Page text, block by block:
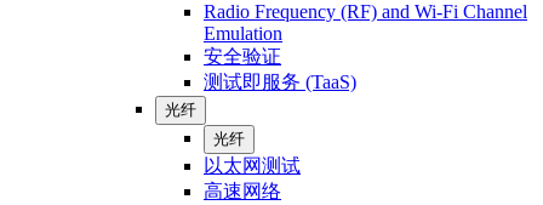
Radio Frequency (RF) and Wi-Fi Channel
Emulation
安全验证
测试即服务 (TaaS)
光纤
光纤
以太网测试
高速网络